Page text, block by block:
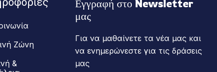
Ζώνη
&
Εγγραφή στο Newsletter
μας
Για να μαθαίνετε τα νέα μας και
να ενημερώνεστε για τις δράσεις
μας